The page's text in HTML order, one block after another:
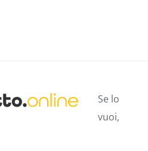
Se lo
vuoi,